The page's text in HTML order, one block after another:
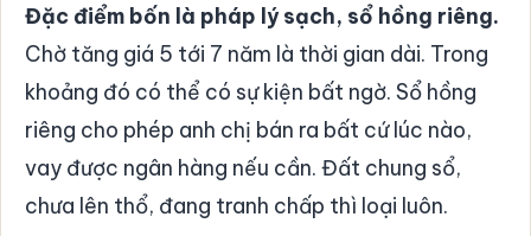
Đặc điểm bốn là pháp lý sạch, sổ hồng riêng.
Chờ tăng giá 5 tới 7 năm là thời gian dài. Trong
khoảng đó có thể có sự kiện bất ngờ. Sổ hồng
riêng cho phép anh chị bán ra bất cứ lúc nào,
vay được ngân hàng nếu cần. Đất chung sổ,
chưa lên thổ, đang tranh chấp thì loại luôn.